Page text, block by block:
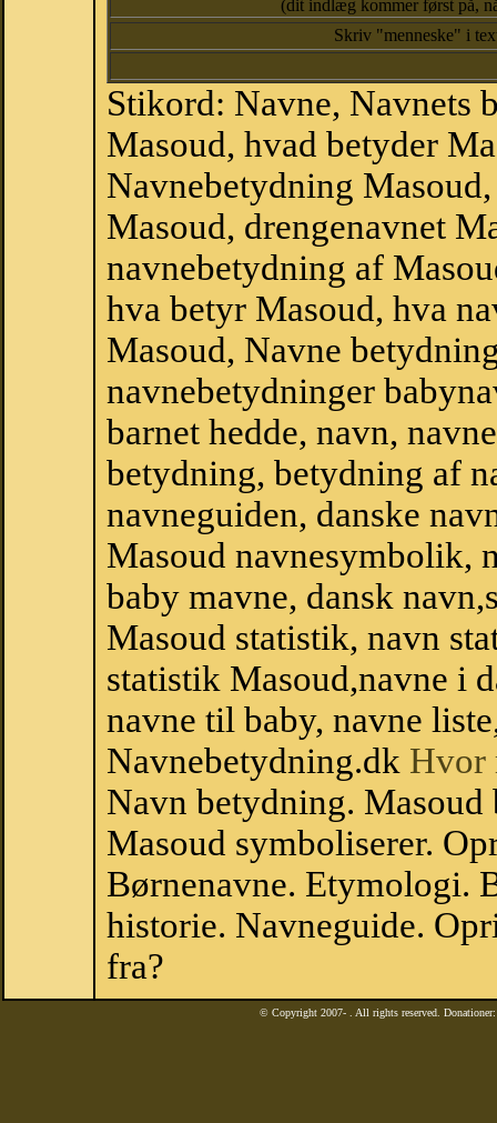
(dit indlæg kommer først på,
Skriv "menneske" i
Stikord: Navne, Navnets
Masoud, hvad betyder
Navnebetydning
Masoud, drengenavnet
navnebetydning af
hva betyr Masoud, hva
Masoud, Navne
navnebetydninger
barnet hedde, navn,
betydning, betydning af
navneguiden, danske
Masoud navnesymbolik,
baby mavne, dansk
Masoud statistik, navn
statistik Masoud,navne i
navne til baby, navne
Navnebetydning.dk Hvor
Navn betydning.
Masoud symboliserer.
Børnenavne. Etymologi.
historie. Navneguide.
fra?
© Copyright 2007- . All rights reserved.